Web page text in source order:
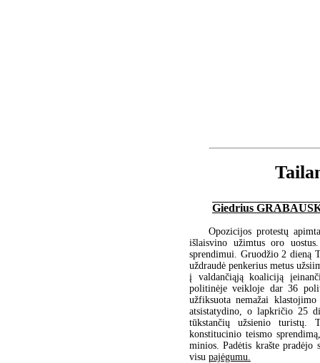
Giedrius
Opozicijos protestų
išlaisvino užimtus oro
sprendimui. Gruodžio 2 dieną
uždraudė penkerius metus
į valdančiąją koaliciją
politinėje veikloje dar 36
užfiksuota nemažai
atsistatydino, o lapkričio 25
tūkstančių užsienio turistų.
konstitucinio teismo
minios. Padėtis krašte
visu pajėgumu.